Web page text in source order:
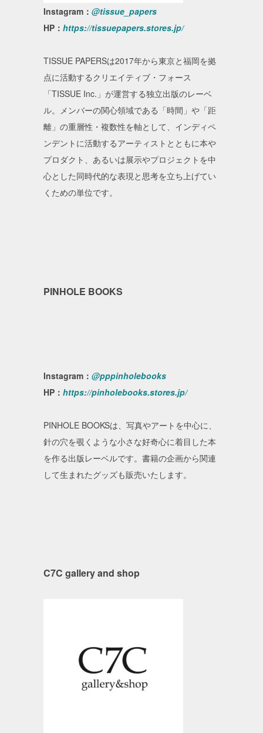
Instagram： @tissue_papers
HP： https://tissuepapers.stores.jp/
TISSUE PAPERSは2017年から東京と福岡を拠
点に活動するクリエイティブ・フォース
「TISSUE Inc.」が運営する独立出版のレーベ
ル。メンバーの関心領域である「時間」や「距
離」の重層性・複数性を軸として、インディペ
ンデントに活動するアーティストとともに本や
プロダクト、あるいは展示やプロジェクトを中
心とした同時代的な表現と思考を立ち上げてい
くための単位です。
PINHOLE BOOKS
Instagram： @pppinholebooks
HP： https://pinholebooks.stores.jp/
PINHOLE BOOKSは、写真やアートを中心に、
針の穴を覗くような小さな好奇心に着目した本
を作る出版レーベルです。書籍の企画から関連
して生まれたグッズも販売いたします。
C7C gallery and shop